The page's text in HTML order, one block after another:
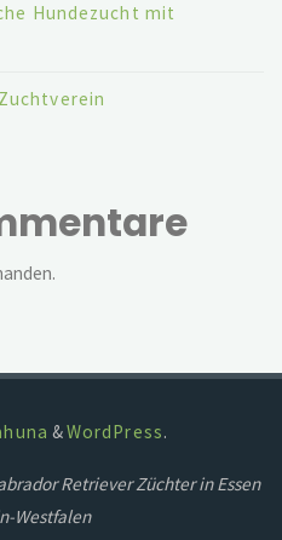
Hundezucht mit
&WordPress.
Retriever Züchter in Essen
Westfalen